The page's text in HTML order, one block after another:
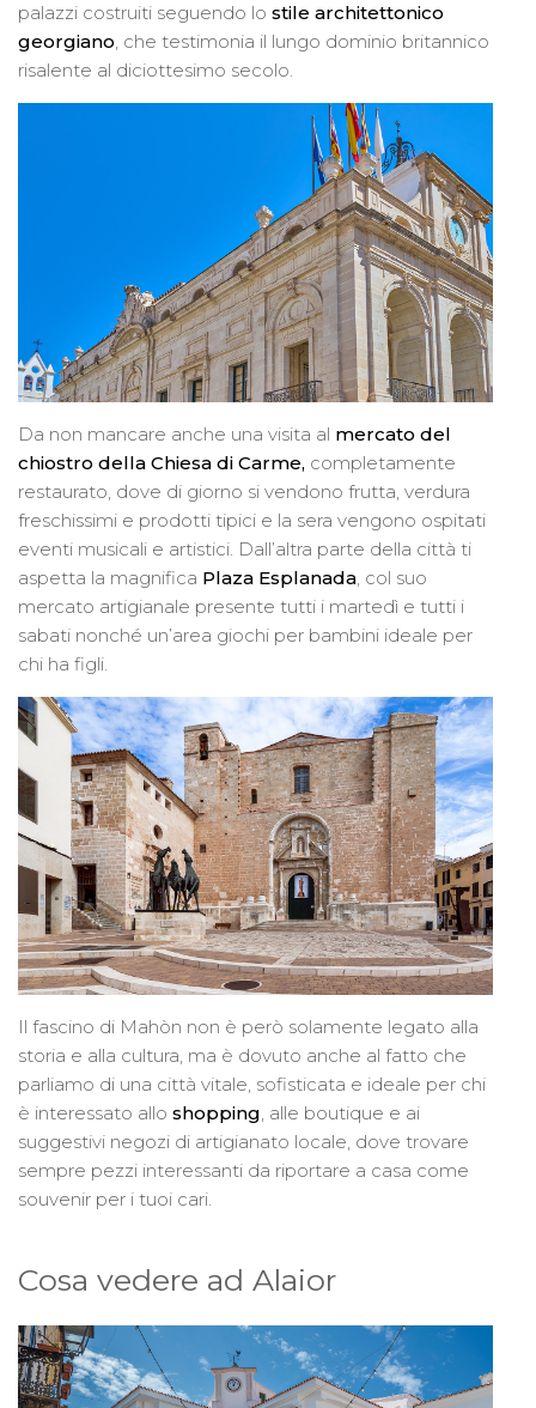
palazzi costruiti seguendo lo stile architettonico
georgiano, che testimonia il lungo dominio britannico
risalente al diciottesimo secolo.
Da non mancare anche una visita al mercato del
chiostro della Chiesa di Carme, completamente
restaurato, dove di giorno si vendono frutta, verdura
freschissimi e prodotti tipici e la sera vengono ospitati
eventi musicali e artistici. Dall’altra parte della città ti
aspetta la magnifica Plaza Esplanada , col suo
mercato artigianale presente tutti i martedì e tutti i
sabati nonché un’area giochi per bambini ideale per
chi ha figli.
Il fascino di Mahòn non è però solamente legato alla
storia e alla cultura, ma è dovuto anche al fatto che
parliamo di una città vitale, sofisticata e ideale per chi
è interessato allo shopping, alle boutique e ai
suggestivi negozi di artigianato locale, dove trovare
sempre pezzi interessanti da riportare a casa come
souvenir per i tuoi cari.
Cosa vedere ad Alaior